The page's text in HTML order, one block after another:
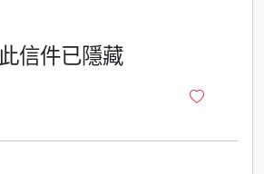
此信件已隱藏